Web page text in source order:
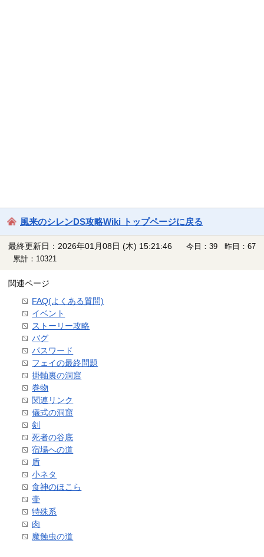
風来のシレンDS攻略Wiki トップページに戻る
最終更新日：2026年01月08日 (木) 15:21:46
今日：39 昨日：67
累計：10321
関連ページ
FAQ(よくある質問)
イベント
ストーリー攻略
バグ
パスワード
フェイの最終問題
掛軸裏の洞窟
巻物
関連リンク
儀式の洞窟
剣
死者の谷底
宿場への道
盾
小ネタ
食神のほこら
壷
特殊系
肉
魔蝕虫の道